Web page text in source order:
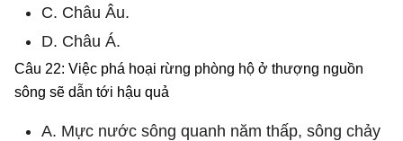
C. Châu Âu.
D. Châu Á.
Câu 22: Việc phá hoại rừng phòng hộ ở thượng nguồn
sông sẽ dẫn tới hậu quả
A. Mực nước sông quanh năm thấp, sông chảy